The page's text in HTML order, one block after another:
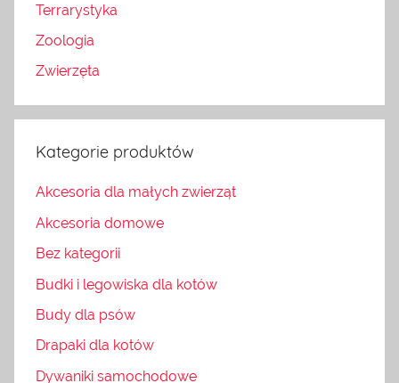
Terrarystyka
Zoologia
Zwierzęta
Kategorie produktów
Akcesoria dla małych zwierząt
Akcesoria domowe
Bez kategorii
Budki i legowiska dla kotów
Budy dla psów
Drapaki dla kotów
Dywaniki samochodowe